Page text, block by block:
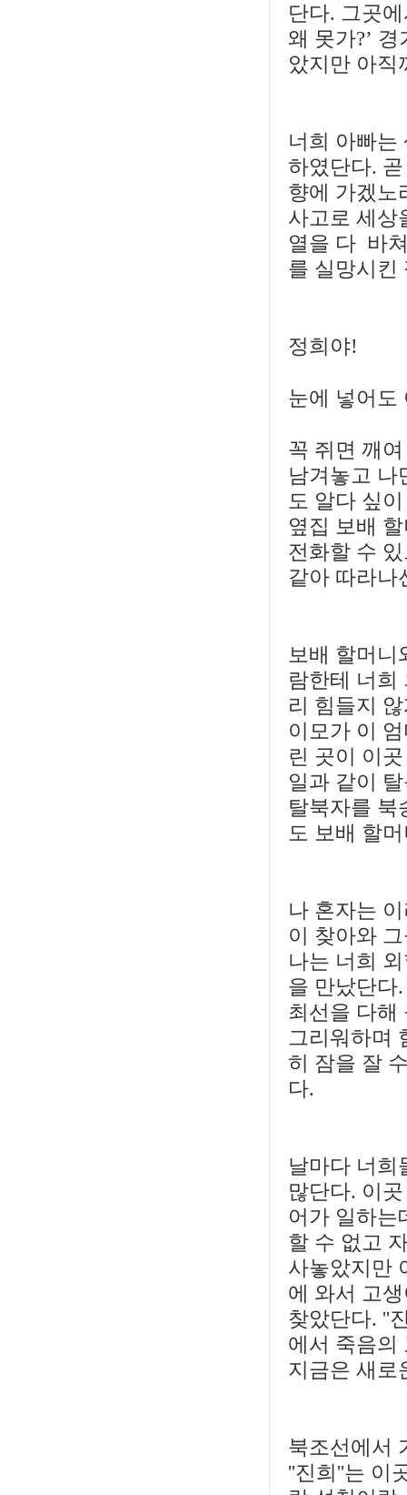
단다. 그곳
왜 못가?’
았지만 아직
너희 아빠는
하였단다.
향에 가겠노
사고로 세상
열을 다 바
를 실망시킨
정희야!
눈에 넣어도
꼭 쥐면 깨
남겨놓고 나
도 알다 싶
옆집 보배
전화할 수
같아 따라나
보배 할머
람한테 너희
리 힘들지
이모가 이
린 곳이 이
일과 같이
탈북자를 북
도 보배 할
나 혼자는
이 찾아와
나는 너희
을 만났단다
최선을 다해
그리워하며
히 잠을 잘
다.
날마다 너희
많단다. 이
어가 일하는
할 수 없고
사놓았지만
에 와서 고
찾았단다. ''
에서 죽음의
지금은 새로
북조선에서
''진희''는 이